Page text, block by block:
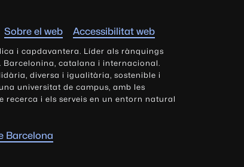
Sobre el web Accessibilitat web
i capdavantera. Líder als rànquings
catalana i internacional.
diversa i igualitària, sostenible i
universitat de campus, amb les
recerca i els serveis en un entorn natural
Barcelona